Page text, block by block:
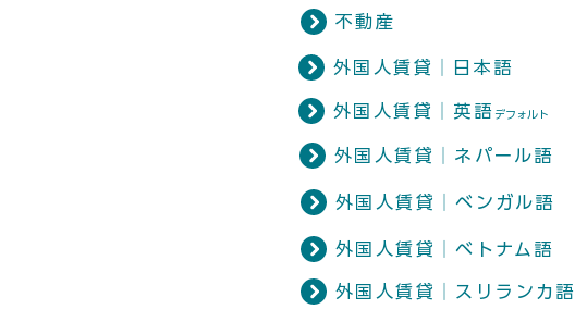
不動産
外国人賃貸│日本語
外国人賃貸│英語 ​デフォルト
外国人賃貸│ネパール語
外国人賃貸│ベンガル語
外国人賃貸│ベトナム語
外国人賃貸│スリランカ語